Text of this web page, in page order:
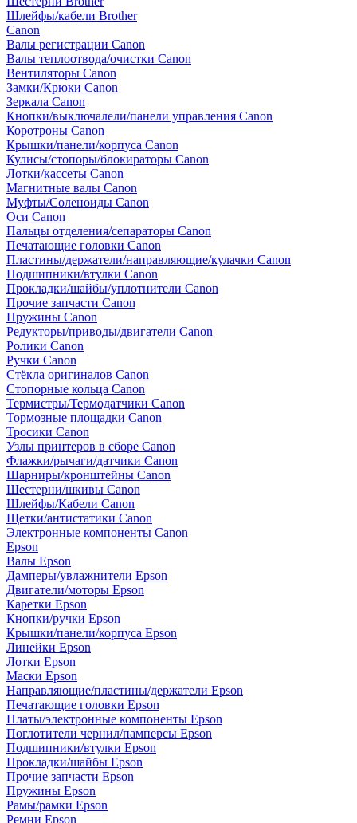
Шлейфы/кабели Brother
Canon
Валы регистрации Canon
Валы теплоотвода/очистки Canon
Вентиляторы Canon
Замки/Крюки Canon
Зеркала Canon
Кнопки/выключалели/панели управления Canon
Коротроны Canon
Крышки/панели/корпуса Canon
Кулисы/стопоры/блокираторы Canon
Лотки/кассеты Canon
Магнитные валы Canon
Муфты/Соленоиды Canon
Оси Canon
Пальцы отделения/сепараторы Canon
Печатающие головки Canon
Пластины/держатели/направляющие/кулачки Canon
Подшипники/втулки Canon
Прокладки/шайбы/уплотнители Canon
Прочие запчасти Canon
Пружины Canon
Редукторы/приводы/двигатели Canon
Ролики Canon
Ручки Canon
Стёкла оригиналов Canon
Стопорные кольца Canon
Термистры/Термодатчики Canon
Тормозные площадки Canon
Тросики Canon
Узлы принтеров в сборе Canon
Флажки/рычаги/датчики Canon
Шарниры/кронштейны Canon
Шестерни/шкивы Canon
Шлейфы/Кабели Canon
Щетки/антистатики Canon
Электронные компоненты Canon
Epson
Валы Epson
Дамперы/увлажнители Epson
Двигатели/моторы Epson
Каретки Epson
Кнопки/ручки Epson
Крышки/панели/корпуса Epson
Линейки Epson
Лотки Epson
Маски Epson
Направляющие/пластины/держатели Epson
Печатающие головки Epson
Платы/электронные компоненты Epson
Поглотители чернил/памперсы Epson
Подшипники/втулки Epson
Прокладки/шайбы Epson
Прочие запчасти Epson
Пружины Epson
Рамы/рамки Epson
Ремни Epson